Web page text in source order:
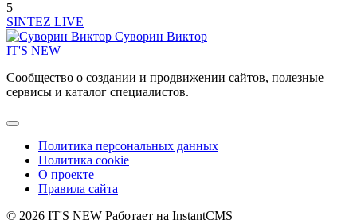
5
SINTEZ LIVE
Суворин Виктор
IT'S NEW
Сообщество о создании и продвижении сайтов, полезные
сервисы и каталог специалистов.
Политика персональных данных
Политика cookie
О проекте
Правила сайта
© 2026 IT'S NEW Работает на InstantCMS